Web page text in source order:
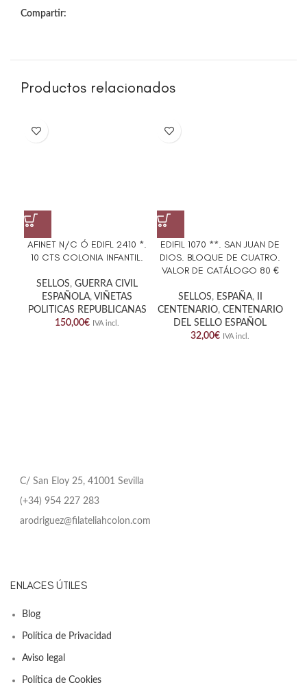
Compartir:
Productos relacionados
AFINET N/C Ó EDIFL 2410 *.
10 CTS COLONIA INFANTIL.
SELLOS, GUERRA CIVIL
ESPAÑOLA, VIÑETAS
POLITICAS REPUBLICANAS
150,00€ IVA incl.
EDIFIL 1070 **. SAN JUAN DE
DIOS. BLOQUE DE CUATRO.
VALOR DE CATÁLOGO 80 €
SELLOS, ESPAÑA,
CENTENARIO, CENTENARIO
DEL SELLO ESPAÑOL
32,00€ IVA incl.
C/ San Eloy 25, 41001 Sevilla
(+34) 954 227 283
arodriguez@filateliahcolon.com
ENLACES ÚTILES
Blog
Política de Privacidad
Aviso legal
Política de Cookies